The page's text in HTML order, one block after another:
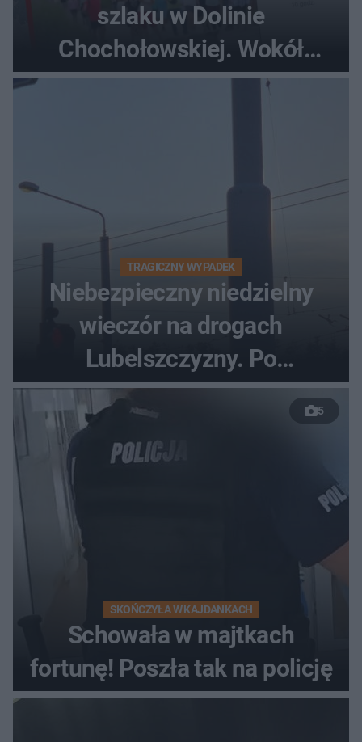
szlaku w Dolinie
Chochołowskiej. Wokół
TRAGICZNY WYPADEK
Niebezpieczny niedzielny
wieczór na drogach
Lubelszczyzny. Po
nieudanym manewrze
wyprzedzania zginął
kierowca auta
5
SKOŃCZYŁA W KAJDANKACH
Schowała w majtkach
fortunę! Poszła tak na policję